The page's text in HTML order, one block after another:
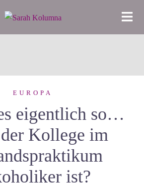
EUROPA
eigentlich so…
Kollege im
ist?